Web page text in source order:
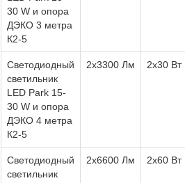
30 W и опора
ДЭКО 3 метра
К2-5
Светодиодный
светильник
LED Park 15-
30 W и опора
ДЭКО 4 метра
К2-5
2х3300 Лм 2х30 Вт
Светодиодный
светильник
2х6600 Лм 2х60 Вт